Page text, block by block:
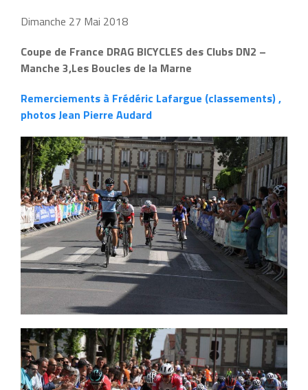
Dimanche 27 Mai 2018
Coupe de France DRAG BICYCLES des Clubs DN2 –
Manche 3,Les Boucles de la Marne
Remerciements à Frédéric Lafargue (classements) ,
photos Jean Pierre Audard